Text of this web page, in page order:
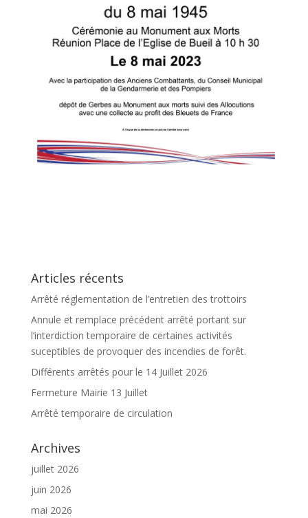
Articles récents
Arrêté réglementation de l’entretien des trottoirs
Annule et remplace précédent arrêté portant sur
l’interdiction temporaire de certaines activités
suceptibles de provoquer des incendies de forêt.
Différents arrêtés pour le 14 Juillet 2026
Fermeture Mairie 13 Juillet
Arrêté temporaire de circulation
Archives
juillet 2026
juin 2026
mai 2026